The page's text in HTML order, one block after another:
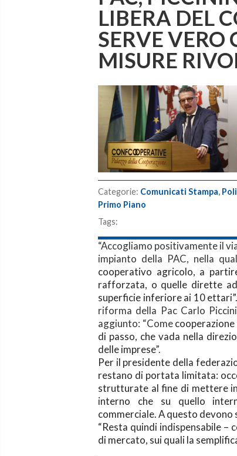
LIBERA DEL
SERVE VERO
MISURE
Categorie: Comunicati Stampa,
Primo Piano
Tags:
“Accogliamo positivamente il
impianto della PAC, nella
cooperativo agricolo, a
rafforzata, o quelle dirette
superficie inferiore ai 10 ettari”.
riforma della Pac Carlo
aggiunto: “Come
di passo, che vada nella
delle imprese”.
Per il presidente della
restano di portata limitata:
strutturate al fine di mettere
interno che su quello
commerciale. A questo
“Resta quindi indispensabile
di mercato, sui quali la